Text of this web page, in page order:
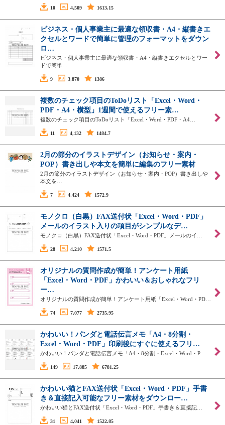
10 4,509 1613.15
ビジネス・個人事業主に最適な領収書・A4・縦書きエ
クセルとワードで簡単に管理のフォーマットをダウン
ロ…
ビジネス・個人事業主に最適な領収書・A4・縦書きエクセルとワー
ドで簡単…
9 3,870 1386
複数のチェック項目のToDoリスト「Excel・Word・
PDF・A4・横型」1週間で使えるフリー素…
複数のチェック項目のToDoリスト「Excel・Word・PDF・A4…
11 4,132 1484.7
2月の節分のイラストデザイン（お知らせ・案内・
POP）書き出しや本文を簡単に編集のフリー素材
2月の節分のイラストデザイン（お知らせ・案内・POP）書き出しや
本文を…
7 4,424 1572.9
モノクロ（白黒）FAX送付状「Excel・Word・PDF」
メールのイラスト入りの項目がシンプルなデ…
モノクロ（白黒）FAX送付状「Excel・Word・PDF」メールのイ…
28 4,210 1571.5
オリジナルの質問作成が簡単！アンケート用紙
「Excel・Word・PDF」かわいい＆おしゃれなフリ
ー…
オリジナルの質問作成が簡単！アンケート用紙「Excel・Word・PD…
74 7,077 2735.95
かわいい！パンダと電話伝言メモ「A4・8分割・
Excel・Word・PDF」印刷後にすぐに使えるフリ…
かわいい！パンダと電話伝言メモ「A4・8分割・Excel・Word・P…
149 17,885 6781.25
かわいい猫とFAX送付状「Excel・Word・PDF」手書
き＆直接記入可能なフリー素材をダウンロー…
かわいい猫とFAX送付状「Excel・Word・PDF」手書き＆直接記…
31 4,041 1522.85